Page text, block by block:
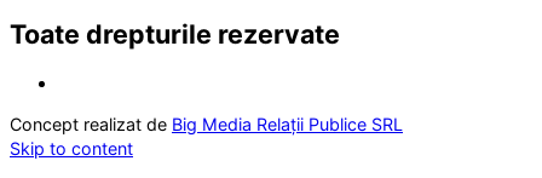
Toate drepturile rezervate
Concept realizat de Big Media Relații Publice SRL
Skip to content